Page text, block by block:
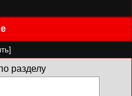
разделу